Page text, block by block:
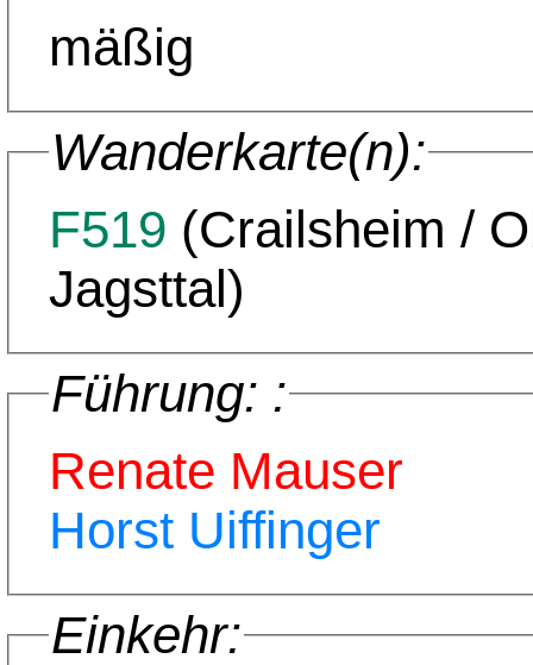
mäßig
Wanderkarte(n):
F519 (Crailsheim /
Jagsttal)
Führung: :
Renate Mauser
Horst Uiffinger
Einkehr: